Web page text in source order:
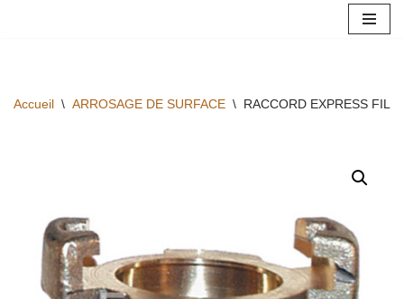
contenu
Accueil \ ARROSAGE DE SURFACE \ RACCORD EXPRESS